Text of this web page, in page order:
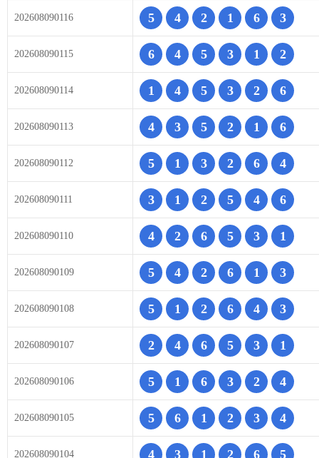
202608090116 5 4 2 1 6 3
202608090115 6 4 5 3 1 2
202608090114 1 4 5 3 2 6
202608090113 4 3 5 2 1 6
202608090112 5 1 3 2 6 4
202608090111 3 1 2 5 4 6
202608090110 4 2 6 5 3 1
202608090109 5 4 2 6 1 3
202608090108 5 1 2 6 4 3
202608090107 2 4 6 5 3 1
202608090106 5 1 6 3 2 4
202608090105 5 6 1 2 3 4
202608090104 4 3 1 2 6 5